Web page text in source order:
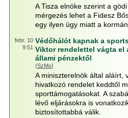
A Tisza elnöke szerint a
mérgezés lehet a Fidesz
egy ilyen ügy miatt a
febr. 10
9:51
Védőhálót kapnak a
Viktor rendelettel vágta el
állami pénzektől
(SzMo)
A miniszterelnök által aláírt,
hivatkozó rendelet keddtől
sporttámogatásokat. A
lévő eljárásokra is
biztosítottabbá válik.